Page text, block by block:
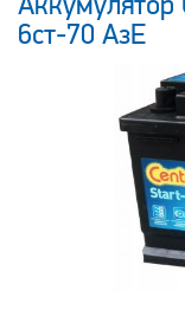
6ст-70 АзЕ